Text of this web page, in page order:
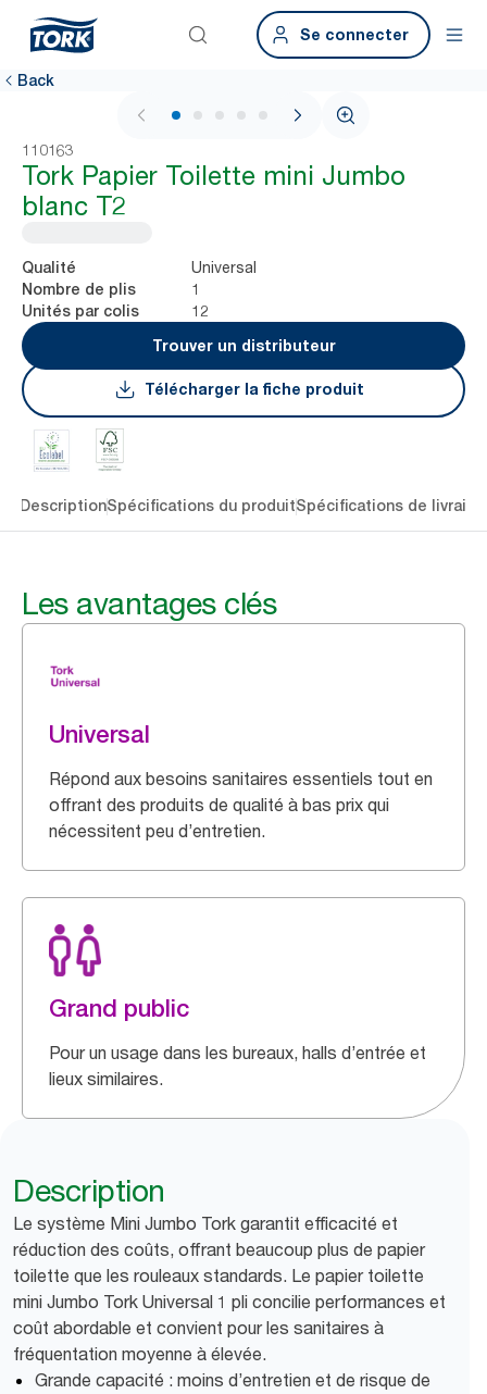
Se connecter
Back
1 / 6
110163
Tork Papier Toilette mini Jumbo
blanc T2
Qualité Universal
Nombre de plis 1
Unités par colis
12
Trouver un distributeur
Télécharger la fiche produit
DescriptionSpécifications du produitSpécifications de
Les avantages clés
Universal
Répond aux besoins sanitaires essentiels tout en
offrant des produits de qualité à bas prix qui
nécessitent peu d’entretien.
Grand public
Pour un usage dans les bureaux, halls d’entrée et
lieux similaires.
Description
Le système Mini Jumbo Tork garantit efficacité et
réduction des coûts, offrant beaucoup plus de papier
toilette que les rouleaux standards. Le papier toilette
mini Jumbo Tork Universal 1 pli concilie performances et
coût abordable et convient pour les sanitaires à
fréquentation moyenne à élevée.
Grande capacité : moins d’entretien et de risque de